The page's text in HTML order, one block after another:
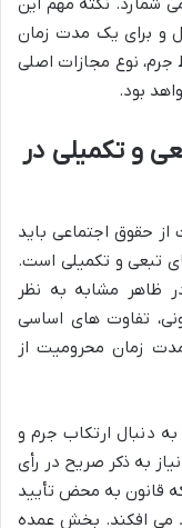
شمارد. نکته مهم این
و برای یک مدت زمان
جرم، نوع مجازات اصلی
بود.
و تکمیلی در
حقوق اجتماعی باید
تبعی و تکمیلی است.
ظاهر مشابه به نظر
تفاوت های اساسی
زمان محرومیت از
دنبال ارتکاب جرم و
به ذکر صریح در رأی
قانون به محض تأیید
می افکند. بخش عمده